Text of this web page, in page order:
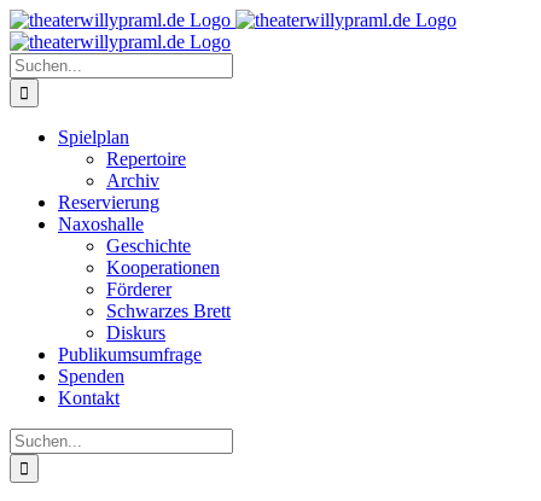
Zum
Inhalt
springen
Suche
nach:
Spielplan
Repertoire
Archiv
Reservierung
Naxoshalle
Geschichte
Kooperationen
Förderer
Schwarzes Brett
Diskurs
Publikumsumfrage
Spenden
Kontakt
Suche
nach: